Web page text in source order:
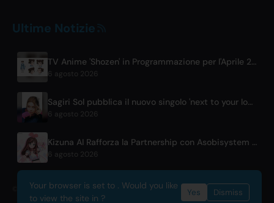
Ultime Notizie
TV Anime 'Shozen' in Programmazione per l'Aprile 2027 su Fuji TV
6 agosto 2026
Sagiri Sol pubblica il nuovo singolo 'next to your love' dopo la pausa
6 agosto 2026
Kizuna AI Rafforza la Partnership con Asobisystem in Vista del World Tour per il 10° Anniversario
6 agosto 2026
© 2026 OnlyHit. All rights reserved. - Metadata provided byACRCloud
Your browser is set to . Would you like
to view the site in ?
Yes Dismiss